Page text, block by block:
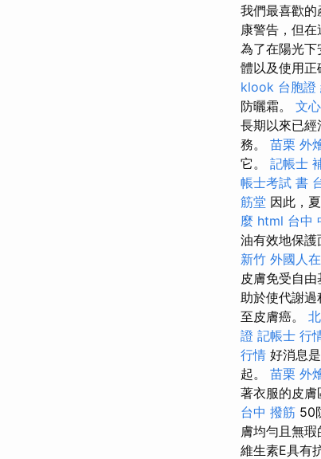
我們最喜歡的
康警告，但
為了在陽光
體以及使用正
klook 台胞證
防曬霜。 文
長期以來已
務。 苗栗 外
它。 記帳士
帳士考試 書
筋堂 因此，
麼 html 台中
油有效地保護
新竹 外國人
皮膚免受自由
助於使代謝
至皮膚癌。
證 記帳士 行
行情 好消息
起。 苗栗 外
著衣服的皮
台中 撥筋 50
膚均勻且無
維生素E具有